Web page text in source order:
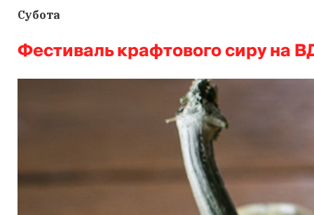
Субота
Фестиваль крафтового сиру на